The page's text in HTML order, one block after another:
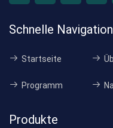
Schnelle Navigation
Startseite
Programm
Produkte